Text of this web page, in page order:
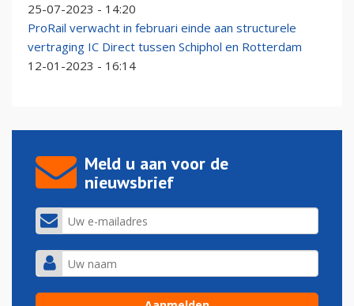
25-07-2023 - 14:20
ProRail verwacht in februari einde aan structurele
vertraging IC Direct tussen Schiphol en Rotterdam
12-01-2023 - 16:14
Meld u aan voor de
nieuwsbrief